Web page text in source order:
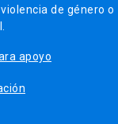
de género o
apoyo